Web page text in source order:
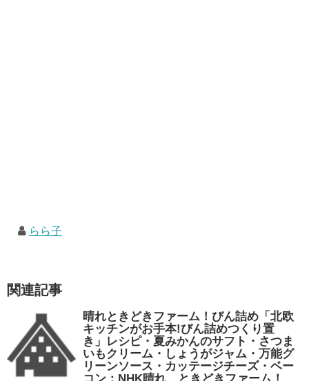
らら子
関連記事
晴れときどきファーム！びん詰め「北欧
キッチンがお手本!びん詰めつくり置
き」レシピ・夏みかんのサフト・さつま
いもクリーム・しょうがジャム・万能グ
リーンソース・カッテージチーズ・ベー